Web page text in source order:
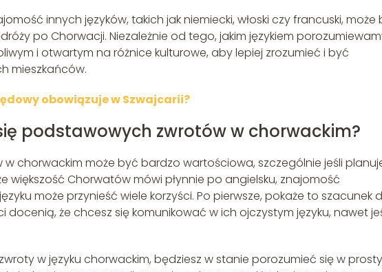
innych języków, takich jak niemiecki, włoski czy francuski, może
po Chorwacji. Niezależnie od tego, jakim językiem
i otwartym na różnice kulturowe, aby lepiej zrozumieć i być
mieszkańców.
obowiązuje w Szwajcarii?
podstawowych zwrotów w chorwackim?
chorwackim może być bardzo wartościowa, szczególnie jeśli
większość Chorwatów mówi płynnie po angielsku, znajomość
może przynieść wiele korzyści. Po pierwsze, pokaże to szacunek
docenią, że chcesz się komunikować w ich ojczystym języku, nawet
w języku chorwackim, będziesz w stanie porozumieć się w